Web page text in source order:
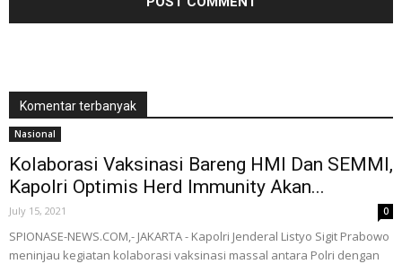
Komentar terbanyak
Nasional
Kolaborasi Vaksinasi Bareng HMI Dan SEMMI,
Kapolri Optimis Herd Immunity Akan...
July 15, 2021 0
SPIONASE-NEWS.COM,- JAKARTA - Kapolri Jenderal Listyo Sigit Prabowo
meninjau kegiatan kolaborasi vaksinasi massal antara Polri dengan